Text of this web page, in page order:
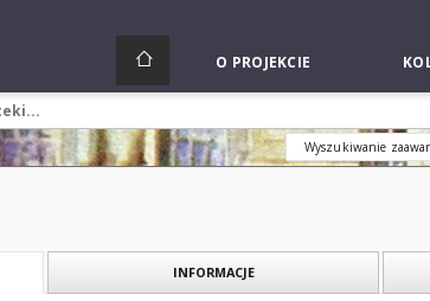
O PROJEKCIE
Wyszukiwanie
INFORMACJE